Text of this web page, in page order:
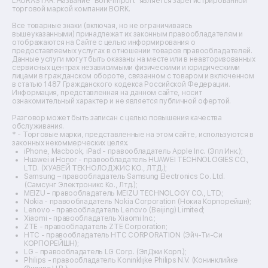
Перепрошивка программатором
Чистка в ультразвуковой ванне
телефона
от 695₽
Восстановление контактной площадки
телефона
от 835₽
Устранение короткого замыкания
телефона
Восстановление OS телефона от 835₽
Восстановление загрузчика телефона от 935₽
Реболинг микросхем телефона
Сохранение данных телефона
Ремонт вытяжек
Ремонт источников бесперебойного питания
Ремонт пароварок
Ремонт микшерных пультов
Ремонт dj-пультов
Ремонт кухонных плит
Ремонт стедикамов
Ремонт оптических прицелов
Ремонт электровелосипедов
Ремонт видеокамер
Ремонт эхолотов
Ремонт 3d-принтеров
Ремонт прицелов ночного видения
Ремонт винных шкафов
Ремонт выпрямителей
Ремонт сушилок для рук
Ремонт дальномеров
Ремонт снегоуборщиков
торговой маркой компании BORK.
Все товарные знаки (включая, но не ограничиваясь
вышеуказанными) принадлежат их законным правообладателям и
отображаются на Сайте с целью информирования о
предоставляемых услугах в отношении товаров правообладателей.
Данные услуги могут быть оказаны на месте или в неавторизованных
сервисных центрах независимыми физическими и юридическими
лицами в гражданском обороте, связанном с товаром и включенном
в статью 1487 Гражданского кодекса Российской Федерации.
Информация, представленная на данном сайте, носит
ознакомительный характер и не является публичной офертой.
Разговор может быть записан с целью повышения качества
обслуживания.
* - Торговые марки, представленные на этом сайте, используются в
законных некоммерческих целях.
iPhone, Macbook, iPad - правообладатель Apple Inc. (Эпл Инк.);
Huawei и Honor - правообладатель HUAWEI TECHNOLOGIES CO.,
LTD. (ХУАВЕЙ ТЕКНОЛОДЖИС КО., ЛТД.);
Samsung – правообладатель Samsung Electronics Co. Ltd.
(Самсунг Электроникс Ко., Лтд.);
MEIZU - правообладатель MEIZU TECHNOLOGY CO., LTD.;
Nokia - правообладатель Nokia Corporation (Нокиа Корпорейшн);
Lenovo - правообладатель Lenovo (Beijing) Limited;
Xiaomi - правообладатель Xiaomi Inc.;
ZTE - правообладатель ZTE Corporation;
HTC - правообладатель HTC CORPORATION (Эйч-Ти-Си
КОРПОРЕЙШН);
LG - правообладатель LG Corp. (ЭлДжи Корп.);
Philips - правообладатель Koninklijke Philips N.V. (Конинклийке